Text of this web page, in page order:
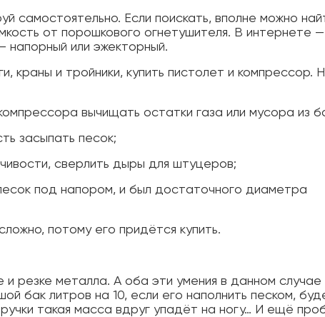
самостоятельно. Если поискать, вполне можно
от порошкового огнетушителя. В интернете —
напорный или эжекторный.
краны и тройники, купить пистолет и компрессор.
вычищать остатки газа или мусора из
засыпать песок;
сверлить дыры для штуцеров;
под напором, и был достаточного диаметра
потому его придётся купить.
и резке металла. А оба эти умения в данном
бак литров на 10, если его наполнить песком,
такая масса вдруг упадёт на ногу… И ещё